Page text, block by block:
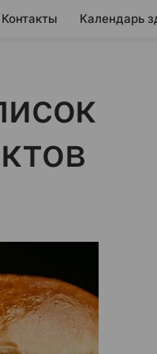
Контакты Календарь